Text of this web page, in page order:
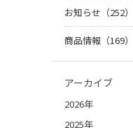
お知らせ（252）
商品情報（169）
アーカイブ
2026年
2025年